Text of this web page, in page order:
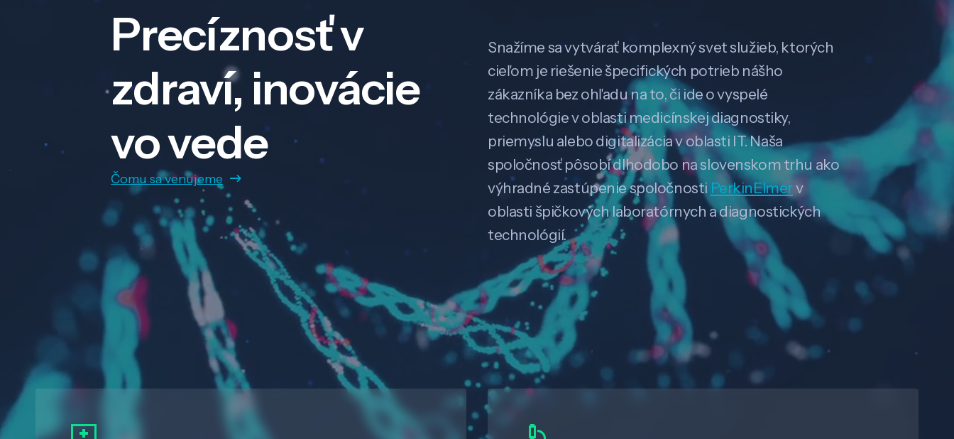
Precíznosť v
zdraví, inovácie
vo vede
Čomu sa venujeme
Snažíme sa vytvárať komplexný svet služieb, ktorých
cieľom je riešenie špecifických potrieb nášho
zákazníka bez ohľadu na to, či ide o vyspelé
technológie v oblasti medicínskej diagnostiky,
priemyslu alebo digitalizácia v oblasti IT. Naša
spoločnosť pôsobí dlhodobo na slovenskom trhu ako
výhradné zastúpenie spoločnosti PerkinElmerv
oblasti špičkových laboratórnych a diagnostických
technológií.